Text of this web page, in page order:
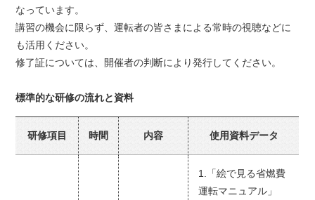
なっています。
講習の機会に限らず、運転者の皆さまによる常時の視聴などに
も活用ください。
修了証については、開催者の判断により発行してください。
標準的な研修の流れと資料
研修項目 時間 内容 使用資料データ
1.「絵で見る省燃費
運転マニュアル」